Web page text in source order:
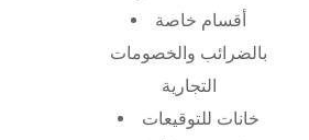
أقسام خاصة
بالضرائب والخصومات
التجارية
خانات للتوقيعات